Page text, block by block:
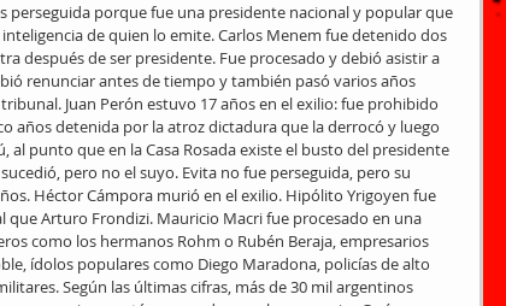
perseguida porque fue una presidente nacional y popular que
de quien lo emite. Carlos Menem fue detenido dos
después de ser presidente. Fue procesado y debió asistir a
renunciar antes de tiempo y también pasó varios años
Juan Perón estuvo 17 años en el exilio: fue prohibido
años detenida por la atroz dictadura que la derrocó y luego
al punto que en la Casa Rosada existe el busto del presidente
pero no el suyo. Evita no fue perseguida, pero su
Héctor Cámpora murió en el exilio. Hipólito Yrigoyen fue
Arturo Frondizi. Mauricio Macri fue procesado en una
como los hermanos Rohm o Rubén Beraja, empresarios
ídolos populares como Diego Maradona, policías de alto
Según las últimas cifras, más de 30 mil argentinos